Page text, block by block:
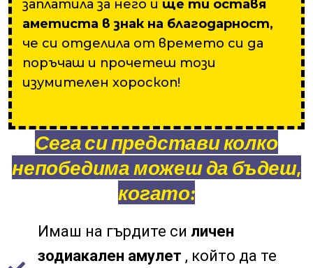
заплатила за него и ще ти оставя
аметиста в знак на благодарност,
че си отделила от времето си да
поръчаш и прочетеш този
изумителен хороскоп!
Сега си представи колко
непобедима можеш да бъдеш,
когато:
Имаш на гърдите си личен
зодиакален амулет , който да те